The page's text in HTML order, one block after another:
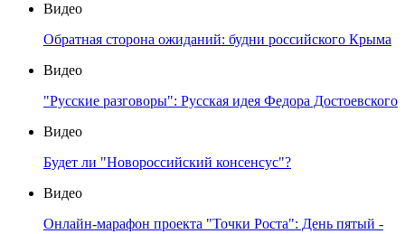
Видео
Обратная сторона ожиданий: будни российского Крыма
Видео
"Русские разговоры": Русская идея Федора Достоевского
Видео
Будет ли "Новороссийский консенсус"?
Видео
Онлайн-марафон проекта "Точки Роста": День пятый -